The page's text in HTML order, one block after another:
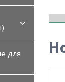
для